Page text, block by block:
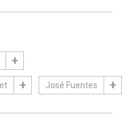
José Fuentes